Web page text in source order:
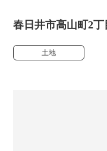
春日井市高山町2
土地